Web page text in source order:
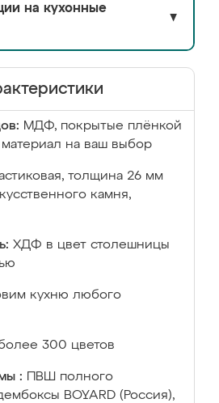
на кухонные
▼
МДФ, покрытые плёнкой
материал на ваш выбор
толщина 26 мм
камня,
ХДФ в цвет столешницы
кухню любого
300 цветов
:
ПВШ полного
BOYARD (Россия),